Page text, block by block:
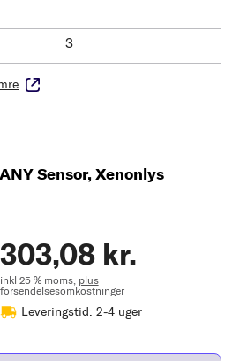
3
Sensor, Xenonlys
303,08 kr.
inkl 25 % moms, plus
forsendelsesomkostninger
Leveringstid: 2-4 uger